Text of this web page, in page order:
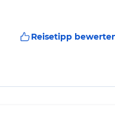
Reisetipp